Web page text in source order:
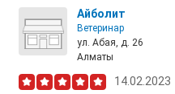
Айболит
Ветеринар
ул. Абая, д. 26
Алматы
14.02.2023